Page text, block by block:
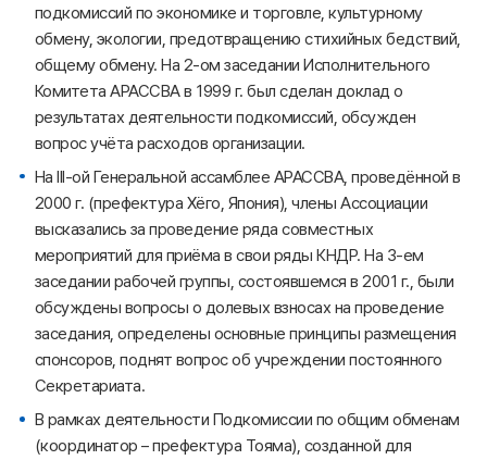
подкомиссий по экономике и торговле, культурному
обмену, экологии, предотвращению стихийных бедствий,
общему обмену. На 2-ом заседании Исполнительного
Комитета АРАССВА в 1999 г. был сделан доклад о
результатах деятельности подкомиссий, обсужден
вопрос учёта расходов организации.
На III-ой Генеральной ассамблее АРАССВА, проведённой в
2000 г. (префектура Хёго, Япония), члены Ассоциации
высказались за проведение ряда совместных
мероприятий для приёма в свои ряды КНДР. На 3-ем
заседании рабочей группы, состоявшемся в 2001 г., были
обсуждены вопросы о долевых взносах на проведение
заседания, определены основные принципы размещения
спонсоров, поднят вопрос об учреждении постоянного
Секретариата.
В рамках деятельности Подкомиссии по общим обменам
(координатор – префектура Тояма), созданной для